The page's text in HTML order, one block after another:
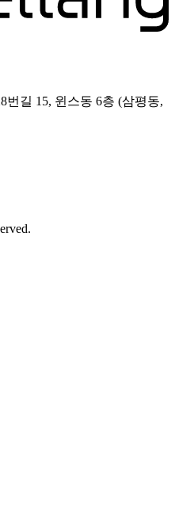
번길 15, 윈스동 6층 (삼평동,